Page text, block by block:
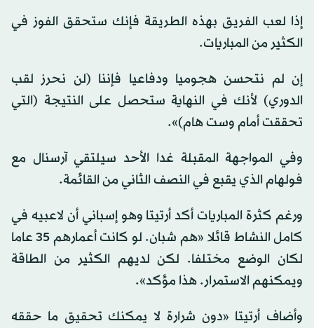
إذا لعب الفريق بهذه الطريقة فإنك ستحقق الفوز في
الكثير من المباريات.
إن لم نتحسن هجوميا ودفاعيا فإننا (لن نحرز لقب
الدوري) لأنك في النهاية ستحصل على النتيجة (التي
تحققت أمام وست هام)».
وفي المواجهة المقبلة غدا الأحد سيلتقي آرسنال مع
فولهام الذي يقبع في النصف الثاني من القائمة.
ورغم كثرة المباريات أكد أرتيتا وهو إسباني أن لاعبيه في
كامل النشاط قائلا «هم شبان. لو كانت أعمارهم 35 عاما
لكان الوضع مختلفا. لكن لديهم الكثير من الطاقة
ويمكنهم الاستمرار. هذا مؤكد».
وأضاف أرتيتا «دون شرارة لا يمكنك تحقيق ما حققه